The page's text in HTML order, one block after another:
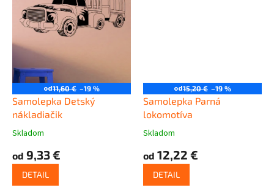
od11,60 € –19 %
Samolepka Detský
nákladiačik
Skladom
od 9,33 €
DETAIL
od15,20 € –19 %
Samolepka Parná
lokomotíva
Skladom
od 12,22 €
DETAIL